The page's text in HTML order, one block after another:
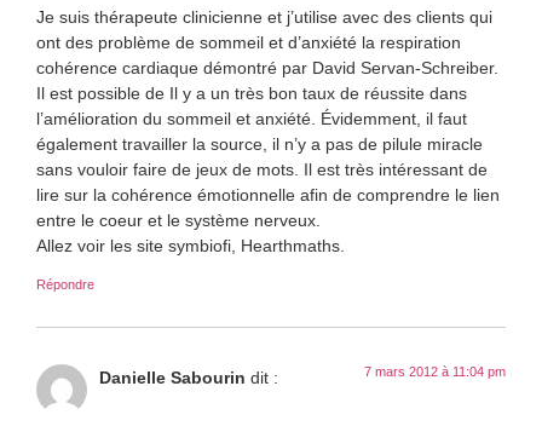
Je suis thérapeute clinicienne et j’utilise avec des clients qui
ont des problème de sommeil et d’anxiété la respiration
cohérence cardiaque démontré par David Servan-Schreiber.
Il est possible de Il y a un très bon taux de réussite dans
l’amélioration du sommeil et anxiété. Évidemment, il faut
également travailler la source, il n’y a pas de pilule miracle
sans vouloir faire de jeux de mots. Il est très intéressant de
lire sur la cohérence émotionnelle afin de comprendre le lien
entre le coeur et le système nerveux.
Allez voir les site symbiofi, Hearthmaths.
Répondre
Danielle Sabourin dit : 7 mars 2012 à 11:04 pm